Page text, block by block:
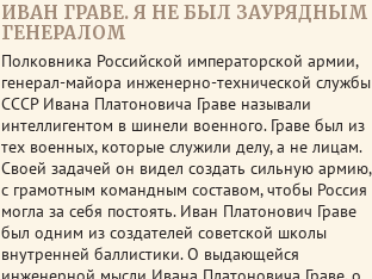
ИВАН ГРАВЕ. Я НЕ БЫЛ ЗАУРЯДНЫМ
ГЕНЕРАЛОМ
Полковника Российской императорской армии,
генерал-майора инженерно-технической службы
СССР Ивана Платоновича Граве называли
интеллигентом в шинели военного. Граве был из
тех военных, которые служили делу, а не лицам.
Своей задачей он видел создать сильную армию,
с грамотным командным составом, чтобы Россия
могла за себя постоять. Иван Платонович Граве
был одним из создателей советской школы
внутренней баллистики. О выдающейся